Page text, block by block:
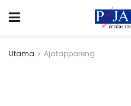
Utama Ajatappareng